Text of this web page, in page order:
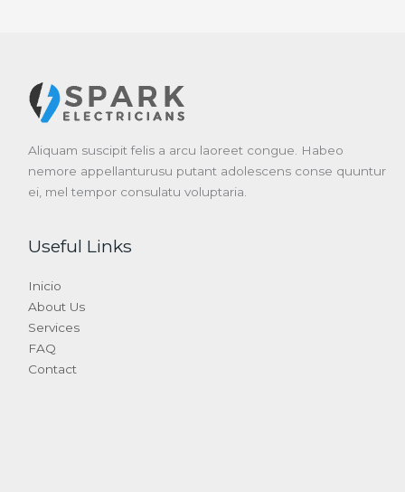
Aliquam suscipit felis a arcu laoreet congue. Habeo
nemore appellanturusu putant adolescens conse quuntur
ei, mel tempor consulatu voluptaria.
Useful Links
Inicio
About Us
Services
FAQ
Contact